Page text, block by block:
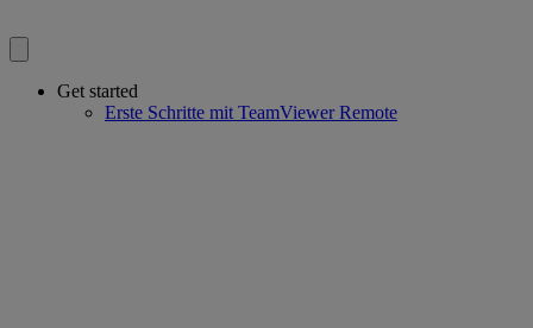
Get started
Erste Schritte mit TeamViewer Remote